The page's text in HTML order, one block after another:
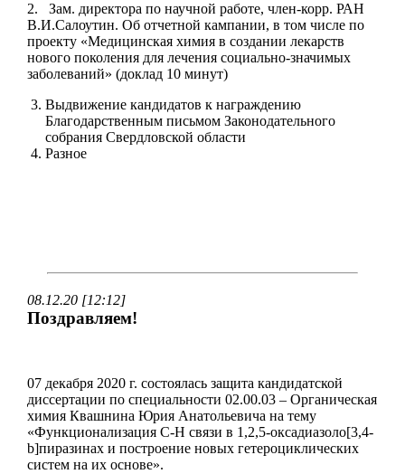
2. Зам. директора по научной работе, член-корр. РАН
В.И.Салоутин. Об отчетной кампании, в том числе по
проекту «Медицинская химия в создании лекарств
нового поколения для лечения социально-значимых
заболеваний» (доклад 10 минут)
Выдвижение кандидатов к награждению
Благодарственным письмом Законодательного
собрания Свердловской области
Разное
08.12.20 [12:12]
Поздравляем!
07 декабря 2020 г. состоялась защита кандидатской
диссертации по специальности 02.00.03 – Органическая
химия Квашнина Юрия Анатольевича на тему
«Функционализация C-H связи в 1,2,5-оксадиазоло[3,4-
b]пиразинах и построение новых гетероциклических
систем на их основе».